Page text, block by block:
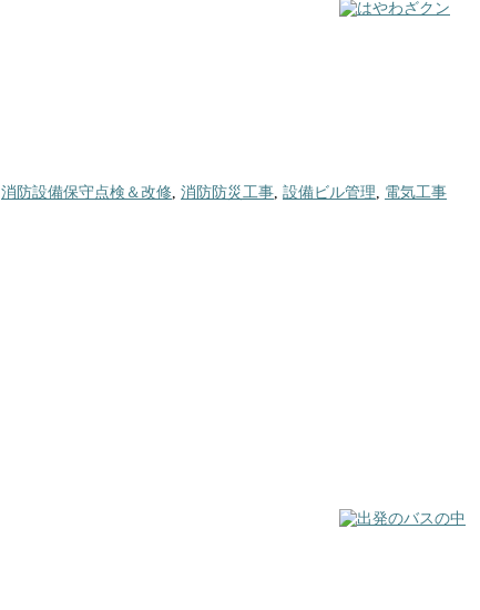
消防設備保守点検＆改修, 消防防災工事, 設備ビル管理, 電気工事